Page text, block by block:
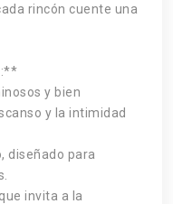
rincón cuente una
y bien
y la intimidad
diseñado para
invita a la